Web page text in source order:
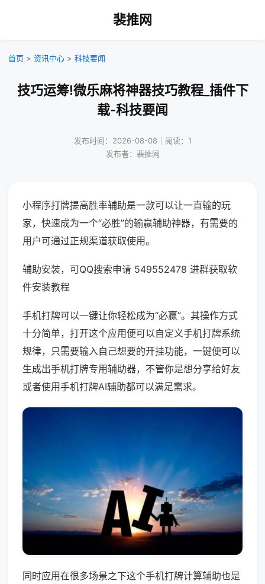
裴推网
首页 > 资讯中心 > 科技要闻
技巧运筹!微乐麻将神器技巧教程_插件下
载-科技要闻
发布时间：2026-08-08｜阅读：1
发布者：裴推网
小程序打牌提高胜率辅助是一款可以让一直输的玩
家，快速成为一个“必胜”的输赢辅助神器，有需要的
用户可通过正规渠道获取使用。
辅助安装，可QQ搜索申请 549552478 进群获取软
件安装教程
手机打牌可以一键让你轻松成为“必赢”。其操作方式
十分简单，打开这个应用便可以自定义手机打牌系统
规律，只需要输入自己想要的开挂功能，一键便可以
生成出手机打牌专用辅助器，不管你是想分享给好友
或者使用手机打牌AI辅助都可以满足需求。
同时应用在很多场景之下这个手机打牌计算辅助也是